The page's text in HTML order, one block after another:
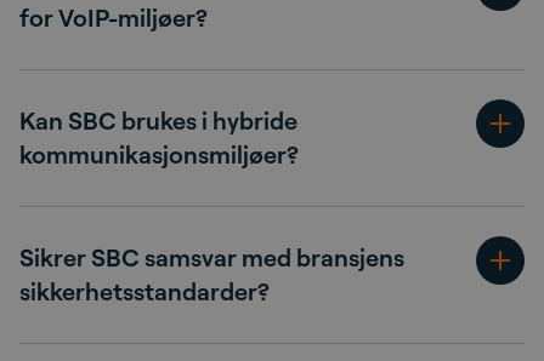
for VoIP-miljøer?
Kan SBC brukes i hybride
kommunikasjonsmiljøer?
Sikrer SBC samsvar med bransjens
sikkerhetsstandarder?